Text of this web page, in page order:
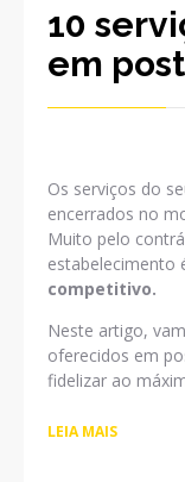
10
em
Os serviços do
encerrados no
Muito pelo
estabelecimento
competitivo.
Neste artigo,
oferecidos em
fidelizar ao
LEIA MAIS